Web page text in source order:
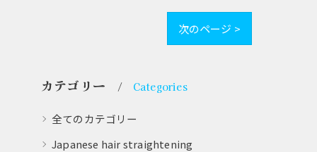
次のページ >
カテゴリー Categories
全てのカテゴリー
Japanese hair straightening